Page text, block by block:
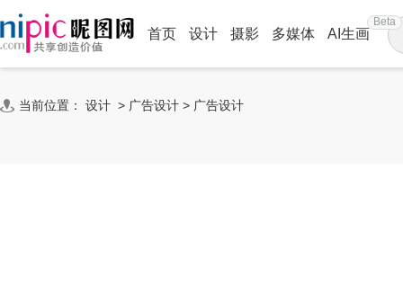
首页 设计 摄影 多媒体 AI生画
Beta
当前位置： 设计 > 广告设计 > 广告设计